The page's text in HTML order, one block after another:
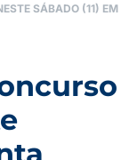
SÁBADO (11) EM